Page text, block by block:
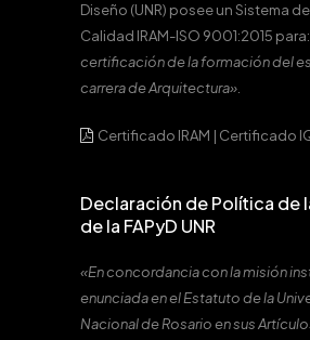
Diseño (UNR) posee un Sistema
Calidad IRAM-ISO 9001:2015 para:
certificación de la formación del
carrera de Arquitectura».
Certificado IRAM | Certificado
Declaración de Política de
de la FAPyD UNR
«En concordancia con la misión
enunciada en el Estatuto de la
Nacional de Rosario en sus